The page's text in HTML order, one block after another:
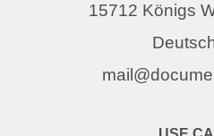
15712 Königs